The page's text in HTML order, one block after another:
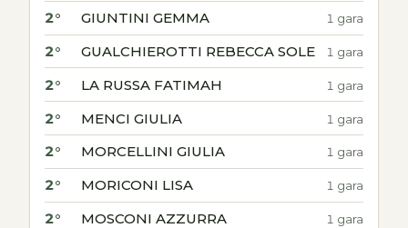
2° GIUNTINI GEMMA 1 gara
2° GUALCHIEROTTI REBECCA SOLE 1 gara
2° LA RUSSA FATIMAH 1 gara
2° MENCI GIULIA 1 gara
2° MORCELLINI GIULIA 1 gara
2° MORICONI LISA 1 gara
2° MOSCONI AZZURRA 1 gara